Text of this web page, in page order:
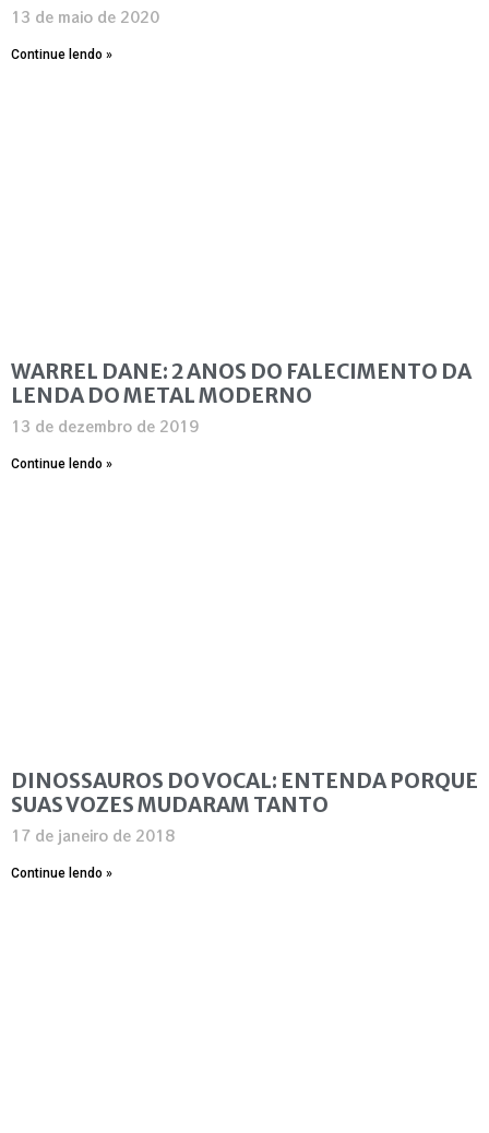
13 de maio de 2020
Continue lendo »
WARREL DANE: 2 ANOS DO FALECIMENTO DA
LENDA DO METAL MODERNO
13 de dezembro de 2019
Continue lendo »
DINOSSAUROS DO VOCAL: ENTENDA PORQUE
SUAS VOZES MUDARAM TANTO
17 de janeiro de 2018
Continue lendo »